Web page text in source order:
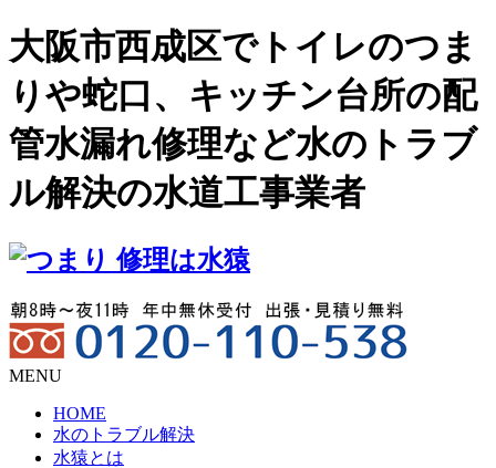
大阪市西成区でトイレのつま
りや蛇口、キッチン台所の配
管水漏れ修理など水のトラブ
ル解決の水道工事業者
MENU
HOME
水のトラブル解決
水猿とは